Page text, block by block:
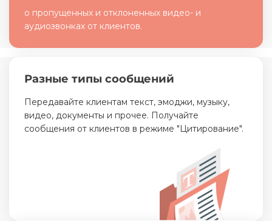
о пропущенных и отклоненных видео- и
аудиозвонках от клиентов.
Разные типы сообщений
Передавайте клиентам текст, эмоджи, музыку,
видео, документы и прочее. Получайте
сообщения от клиентов в режиме "Цитирование".